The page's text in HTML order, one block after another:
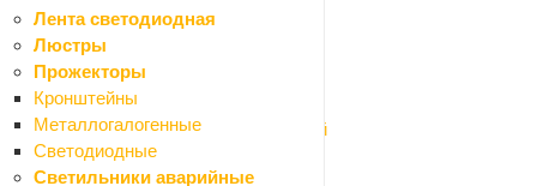
Лента светодиодная
Люстры
Прожекторы
Кронштейны
Металлогалогенные
Светодиодные
Светильники аварийные
Назад
Водонагреватели
Водонагреватели накопительные
Водонагреватели проточные
Комплектующие для водонагревателей
Канализационные трубы и фитинги
Назад